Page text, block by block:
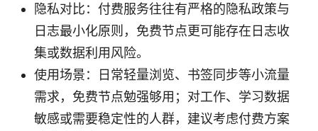
隐私对比：付费服务往往有严格的隐私政策与
日志最小化原则，免费节点更可能存在日志收
集或数据利用风险。
使用场景：日常轻量浏览、书签同步等小流量
需求，免费节点勉强够用；对工作、学习数据
敏感或需要稳定性的人群，建议考虑付费方案